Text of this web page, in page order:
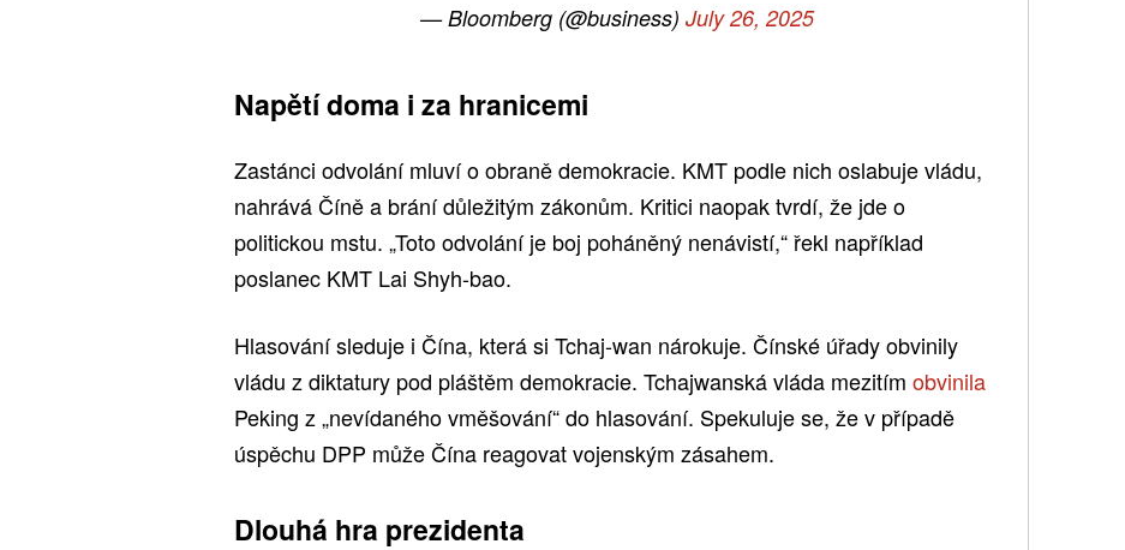
— Bloomberg (@business) July 26, 2025
Napětí doma i za hranicemi
Zastánci odvolání mluví o obraně demokracie. KMT podle nich oslabuje vládu,
nahrává Číně a brání důležitým zákonům. Kritici naopak tvrdí, že jde o
politickou mstu. „Toto odvolání je boj poháněný nenávistí,“ řekl například
poslanec KMT Lai Shyh-bao.
Hlasování sleduje i Čína, která si Tchaj-wan nárokuje. Čínské úřady obvinily
vládu z diktatury pod pláštěm demokracie. Tchajwanská vláda mezitím obvinila
Peking z „nevídaného vměšování“ do hlasování. Spekuluje se, že v případě
úspěchu DPP může Čína reagovat vojenským zásahem.
Dlouhá hra prezidenta